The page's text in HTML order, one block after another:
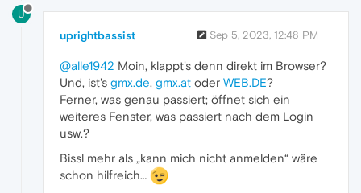
U
uprightbassist Sep 5, 2023, 12:48 PM
@alle1942 Moin, klappt's denn direkt im Browser?
Und, ist's gmx.de, gmx.at oder WEB.DE?
Ferner, was genau passiert; öffnet sich ein
weiteres Fenster, was passiert nach dem Login
usw.?
Bissl mehr als „kann mich nicht anmelden“ wäre
schon hilfreich…